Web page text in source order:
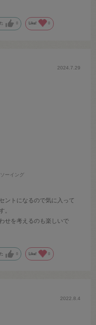
0 Like! 0
ーイング
2024.7.29
ントになるので気に入って
。
せを考えるのも楽しいで
0 Like! 0
2022.8.4